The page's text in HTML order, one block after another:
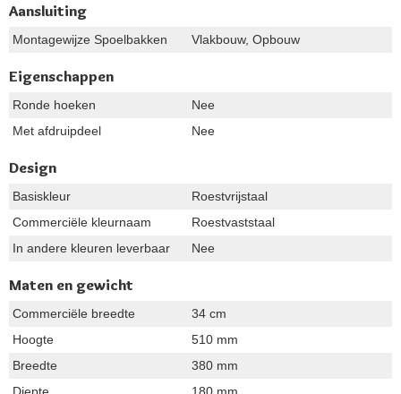
Aansluiting
Montagewijze Spoelbakken Vlakbouw, Opbouw
Eigenschappen
Ronde hoeken
Nee
Met afdruipdeel
Nee
Design
Basiskleur
Roestvrijstaal
Commerciële kleurnaam
Roestvaststaal
In andere kleuren leverbaar
Nee
Maten en gewicht
Commerciële breedte
34 cm
Hoogte
510 mm
Breedte
380 mm
Diepte
180 mm